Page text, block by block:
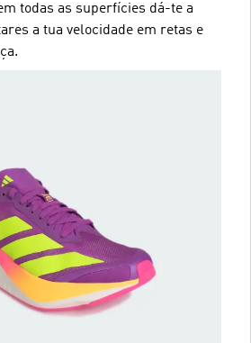
todas as superfícies dá-te a
a tua velocidade em retas e